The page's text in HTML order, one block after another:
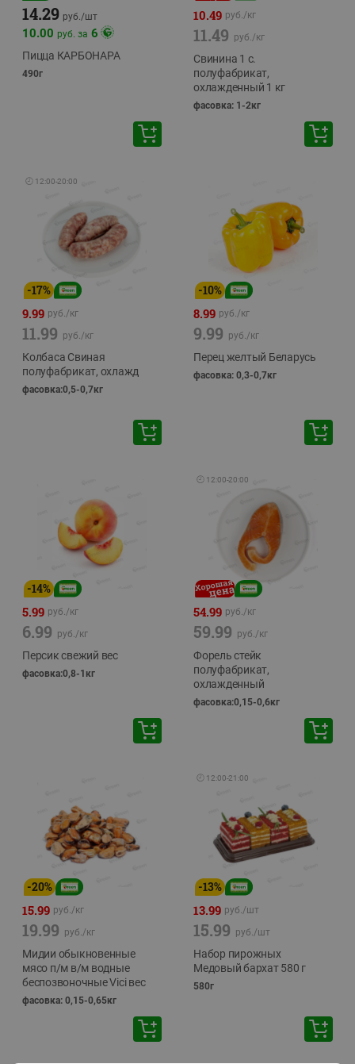
14.29 руб./шт
10.00 руб. за 6
Пицца КАРБОНАРА
490г
10.49 руб./кг
11.49 руб./кг
Свинина 1 с.
полуфабрикат,
охлажденный 1 кг
фасовка: 1-2кг
🕘 12:00-20:00
-17%
9.99 руб./кг
11.99 руб./кг
Колбаса Свиная
полуфабрикат, охлажд
фасовка:0,5-0,7кг
-10%
8.99 руб./кг
9.99 руб./кг
Перец желтый Беларусь
фасовка: 0,3-0,7кг
-14%
5.99 руб./кг
6.99 руб./кг
Персик свежий вес
фасовка:0,8-1кг
🕘 12:00-20:00
54.99 руб./кг
59.99 руб./кг
Форель стейк
полуфабрикат,
охлажденный
фасовка:0,15-0,6кг
-20%
15.99 руб./кг
19.99 руб./кг
Мидии обыкновенные
мясо п/м в/м водные
беспозвоночные Vici вес
фасовка: 0,15-0,65кг
🕘 12:00-21:00
-13%
13.99 руб./шт
15.99 руб./шт
Набор пирожных
Медовый бархат 580 г
580г